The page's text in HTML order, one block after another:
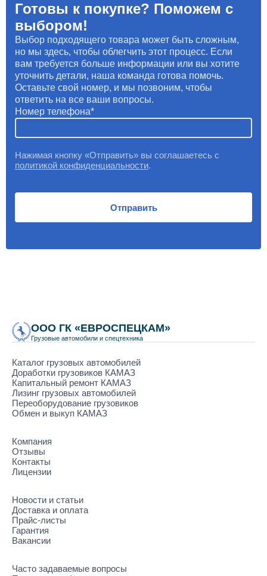
Готовы к покупке? Поможем с
выбором!
Выбор подходящего товара может быть сложным,
но мы здесь, чтобы облегчить этот процесс. Если
вам требуется больше информации или вы хотите
уточнить детали, наша команда готова помочь.
Оставьте свой номер, и мы позвоним, чтобы
ответить на все ваши вопросы.
Номер телефона
Нажимая кнопку «Отправить» вы соглашаетесь с
политикой конфиденциальности.
Отправить
ООО ГК «ЕВРОСПЕЦКАМ»
Грузовые автомобили и спецтехника
Каталог грузовых автомобилей
Доработки грузовиков КАМАЗ
Капитальный ремонт КАМАЗ
Лизинг грузовых автомобилей
Переоборудование грузовиков
Обмен и выкуп КАМАЗ
Компания
Отзывы
Контакты
Лицензии
Новости и статьи
Доставка и оплата
Прайс-листы
Гарантия
Вакансии
Часто задаваемые вопросы